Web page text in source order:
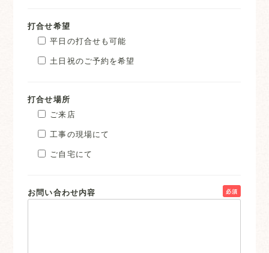
打合せ希望
平日の打合せも可能
土日祝のご予約を希望
打合せ場所
ご来店
工事の現場にて
ご自宅にて
お問い合わせ内容 必須